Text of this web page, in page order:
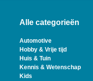
Alle categorieën
Automotive
Hobby & Vrije tijd
Huis & Tuin
Kennis & Wetenschap
Kids